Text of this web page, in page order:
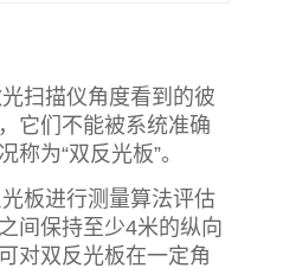
描仪角度看到的彼
它们不能被系统准确
为“双反光板”。
进行测量算法评估
间保持至少4米的纵向
对双反光板在一定角